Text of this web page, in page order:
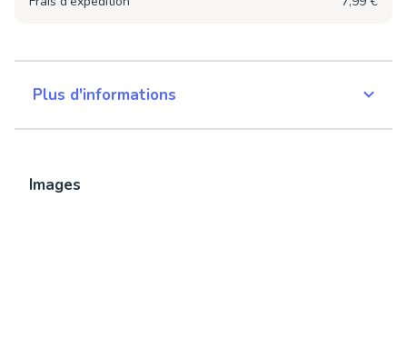
Plus d'informations
Images